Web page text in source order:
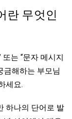
란 무엇인
는 “문자 메시지
금해하는 부모님
세요.
하나의 단어로 발